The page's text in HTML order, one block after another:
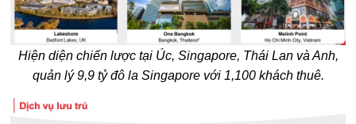
Hiện diện chiến lược tại Úc, Singapore, Thái Lan và Anh,
quản lý 9,9 tỷ đô la Singapore với 1,100 khách thuê.